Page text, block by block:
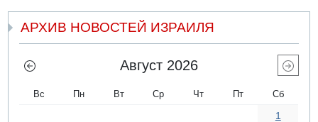
АРХИВ НОВОСТЕЙ ИЗРАИЛЯ
Август 2026
Вс Пн Вт Ср Чт Пт Сб
1